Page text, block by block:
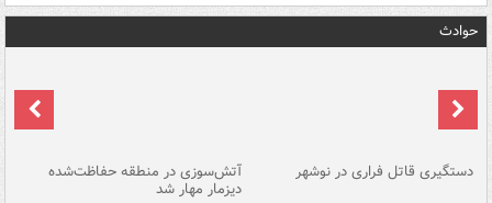
حوادث
دستگیری قاتل فراری در نوشهر آتش‌سوزی در منطقه حفاظت‌شده
دیزمار مهار شد